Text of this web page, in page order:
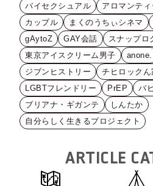
バイセクシュアル
アロマンティ
カップル
まくのうちぃシネマ
gAytoZ
GAY会話 スナップロ
東京アイスクリーム男子
anone.
ジブンヒストリー
チヒロックん
LGBTフレンドリー
PrEP
バ
ブリアナ・ギガンテ
しんたか
自分らしく生きるプロジェクト
ARTICLE